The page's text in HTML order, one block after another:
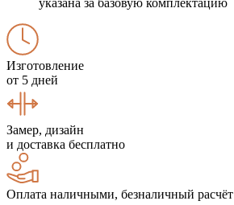
Изготовление
от 5 дней
Замер, дизайн
и доставка бесплатно
Оплата наличными, безналичный расчёт